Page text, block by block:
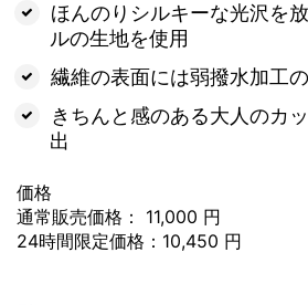
ほんのりシルキーな光沢を
ルの生地を使用
繊維の表面には弱撥水加工
きちんと感のある大人のカ
出
価格
通常販売価格： 11,000 円
24時間限定価格：10,450 円